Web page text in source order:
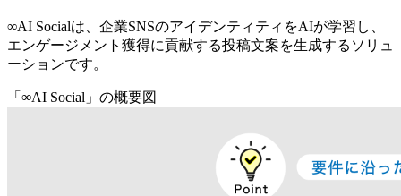
∞AI Socialは、企業SNSのアイデンティティをAIが学習し、
エンゲージメント獲得に貢献する投稿文案を生成するソリュ
ーションです。
「∞AI Social」の概要図